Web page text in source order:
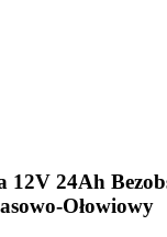
12V 24Ah
Ołowiowy